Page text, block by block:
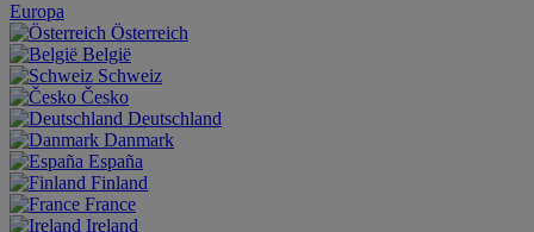
Europa
Österreich
België
Schweiz
Česko
Deutschland
Danmark
España
Finland
France
Ireland